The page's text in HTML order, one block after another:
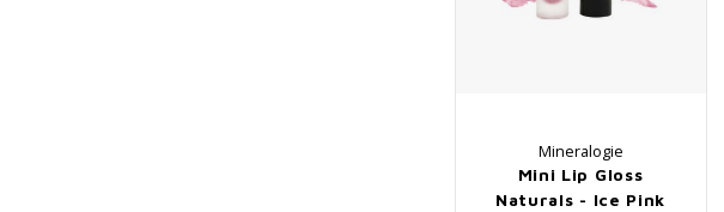
Mineralogie
Mini Lip Gloss
Naturals - Ice Pink